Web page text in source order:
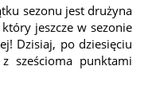
sezonu jest drużyna
jeszcze w sezonie
Dzisiaj, po dziesięciu
sześcioma punktami